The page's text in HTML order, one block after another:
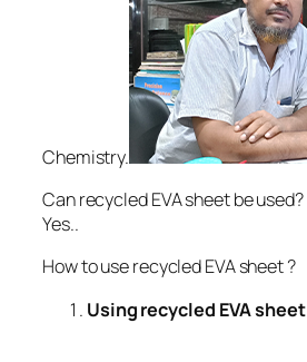
Chemistry.
Can recycled EVA sheet be used?
Yes..
How to use recycled EVA sheet ?
Using recycled EVA sheet